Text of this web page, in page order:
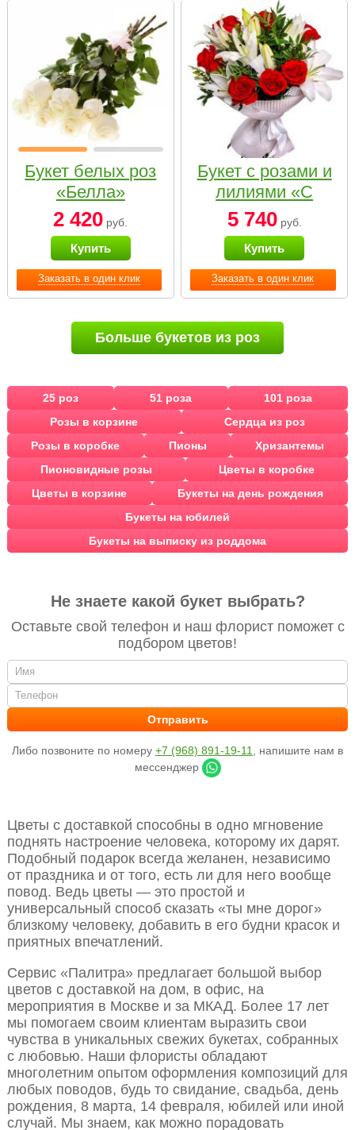
Заказать в один клик
Букет белых роз
«Белла»
2 420 руб.
Купить
Заказать в один клик
Букет с розами и
лилиями «С
наилучшими
пожеланиями»
5 740руб.
Купить
Больше букетов из роз
25 роз 51 роза
101 роза
Розы в корзине
Сердца из роз
Розы в коробке
Пионы
Хризантемы
Пионовидные розы
Цветы в коробке
Цветы в корзине
Букеты на день рождения
Букеты на юбилей
Букеты на выписку из роддома
Не знаете какой букет выбрать?
Оставьте свой телефон и наш флорист поможет с
подбором цветов!
Либо позвоните по номеру +7 (968) 891-19-11
, напишите нам в
мессенджер
Цветы с доставкой способны в одно мгновение
поднять настроение человека, которому их дарят.
Подобный подарок всегда желанен, независимо
от праздника и от того, есть ли для него вообще
повод. Ведь цветы — это простой и
универсальный способ сказать «ты мне дорог»
близкому человеку, добавить в его будни красок и
приятных впечатлений.
Сервис «Палитра» предлагает большой выбор
цветов с доставкой на дом, в офис, на
мероприятия в Москве и за МКАД. Более 17 лет
мы помогаем своим клиентам выразить свои
чувства в уникальных свежих букетах, собранных
с любовью. Наши флористы обладают
многолетним опытом оформления композиций для
любых поводов, будь то свидание, свадьба, день
рождения, 8 марта, 14 февраля, юбилей или иной
случай. Мы знаем, как можно порадовать